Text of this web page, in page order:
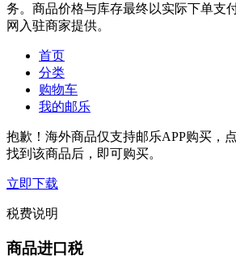
务。商品价格与库存最终以实际下单支
网入驻商家提供。
首页
分类
购物车
我的邮乐
抱歉！海外商品仅支持邮乐APP购买，
找到该商品后，即可购买。
立即下载
税费说明
商品进口税